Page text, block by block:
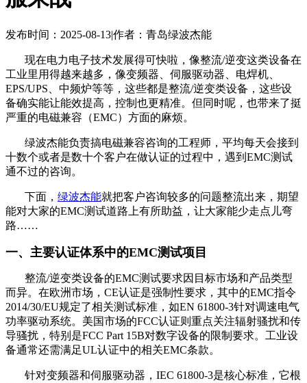
发布时间：2025-08-13|作者：青岛绿波杰能
现在电力电子技术发展得可快啦，像整流/逆变这类设备在
工业里用得越来越多，像变频器、伺服驱动器、电焊机、
EPS/UPS、中频炉等等，这些都是整流/逆变类设备，这些设
备确实能让能效提高，控制也更精准。但同时呢，也带来了挺
严重的电磁兼容（EMC）方面的麻烦。
绿波杰能负责搞电磁兼容咨询的工程师，平均每天会接到
十数个或者是数十个客户在做认证的过程中，遇到EMC测试
通不过的咨询。
下面， 绿波杰能就把客户咨询较多的问题整流出来，期望
能对大家的EMC测试道路上有所助益，让大家能少走点儿弯
路……
一、主要认证体系中的EMC测试项目
整流/逆变类设备的EMC测试要求因目标市场和产品类型
而异。在欧洲市场，CE认证是强制性要求，其中的EMC指令
2014/30/EU规定了相关测试标准，如EN 61800-3针对调速电气
功率驱动系统。美国市场的FCC认证则重点关注辐射骚扰和传
导骚扰，特别是FCC Part 15B对数字设备的限制要求。工业设
备通常还需满足UL认证中的相关EMC条款。
针对变频器和伺服驱动器，IEC 61800-3是核心标准，它根